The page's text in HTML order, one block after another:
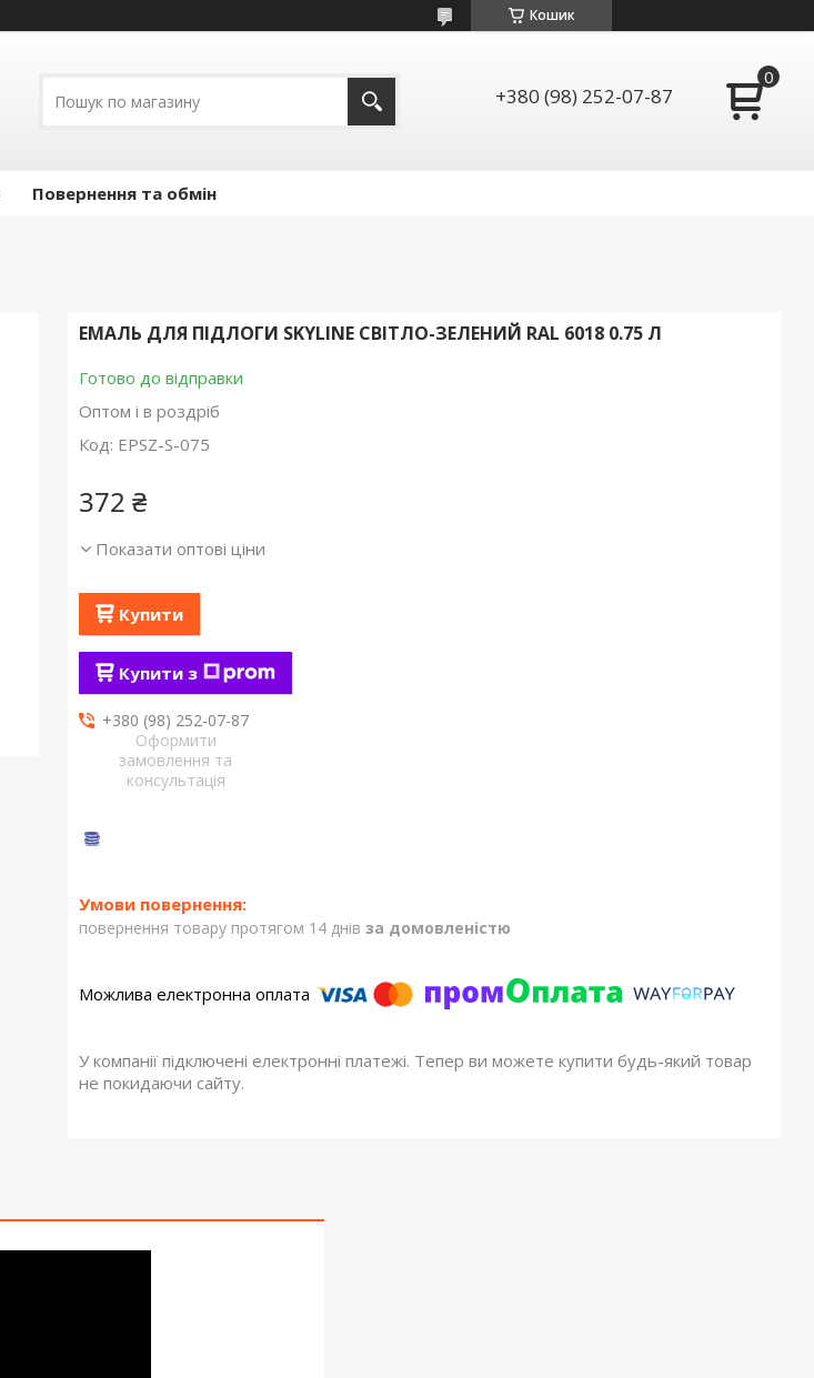
Кошик
+380 (98) 252-07-87
Повернення та обмін
ЕМАЛЬ ДЛЯ ПІДЛОГИ SKYLINE СВІТЛО-ЗЕЛЕНИЙ RAL 6018 0.75 Л
Готово до відправки
Оптом і в роздріб
Код: EPSZ-S-075
372 ₴
Показати оптові ціни
Купити
Купити з
+380 (98) 252-07-87
Оформити
замовлення та
консультація
повернення товару протягом 14 днів за домовленістю
У компанії підключені електронні платежі. Тепер ви можете купити будь-який товар
не покидаючи сайту.